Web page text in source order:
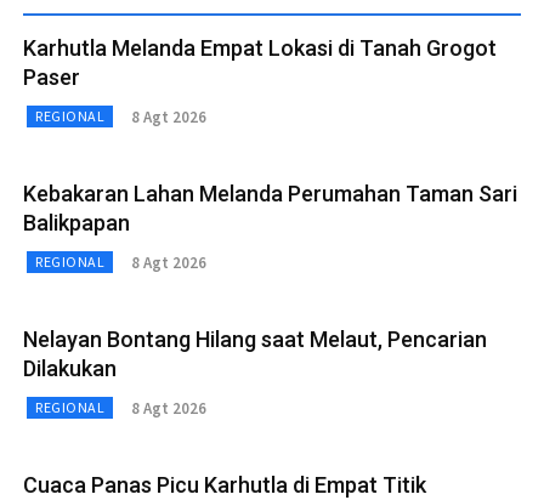
Karhutla Melanda Empat Lokasi di Tanah Grogot
Paser
REGIONAL 8 Agt 2026
Kebakaran Lahan Melanda Perumahan Taman Sari
Balikpapan
REGIONAL 8 Agt 2026
Nelayan Bontang Hilang saat Melaut, Pencarian
Dilakukan
REGIONAL 8 Agt 2026
Cuaca Panas Picu Karhutla di Empat Titik